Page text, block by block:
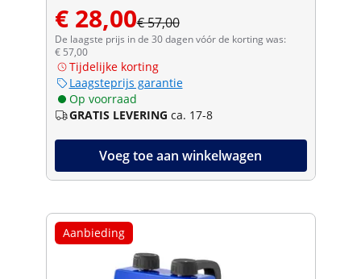
€ 28,00€ 57,00
De laagste prijs in de 30 dagen vóór de korting was:
€ 57,00
Tijdelijke korting
Laagsteprijs garantie
Op voorraad
GRATIS LEVERING ca. 17-8
Voeg toe aan winkelwagen
Aanbieding